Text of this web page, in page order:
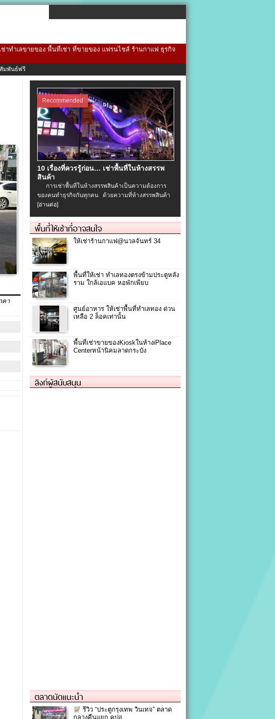
าทำเลขายของ พื้นที่เช่า ที่ขายของ แฟรนไชส์ ร้านกาแฟ ธุรกิจ
มพันธ์ฟรี
คา
Recommended
10 เรื่องที่ควรรู้ก่อน… เช่าพื้นที่ในห้างสรรพ
สินค้า
การเช่าพื้นที่ในห้างสรรพสินค้าเป็นความต้องการ
ของคนทำธุรกิจกันทุกคน ด้วยความที่ห้างสรรพสินค้า
[อ่านต่อ]
พื้นที่ให้เช่าที่อาจสนใจ
ให้เช่าร้านกาแฟ@นวลจันทร์ 34
พื้นที่ให้เช่า ทำเลทองตรงข้ามประตูหลัง
ราม ใกล้เอแบค หอพักเพียบ
ศูนย์อาหาร ให้เช่าพื้นที่ทำเลทอง ด่วน
เหลือ 2 ล็อคเท่านั้น
พื้นที่เช่าขายของKioskในห้างiPlace
Centerหน้านิคมลาดกระบัง
ลิงก์ผู้สนับสนุน
ตลาดนัดแนะนำ
รีวิว “ประตูกรุงเทพ วินเทจ” ตลาด
กลางคืนแยก คปอ.